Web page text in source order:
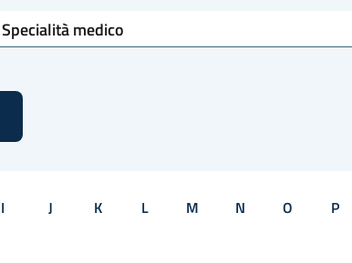
Specialità medico
I J K L M N O P